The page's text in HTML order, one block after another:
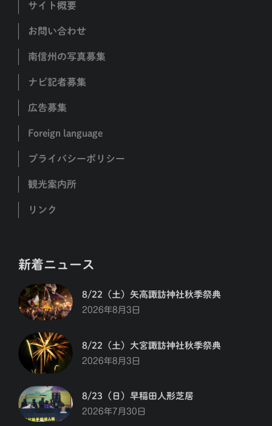
サイト概要
お問い合わせ
南信州の写真募集
ナビ記者募集
広告募集
Foreign language
プライバシーポリシー
観光案内所
リンク
新着ニュース
8/22（土）矢高諏訪神社秋季祭典
2026年8月3日
8/22（土）大宮諏訪神社秋季祭典
2026年8月3日
8/23（日）早稲田人形芝居
2026年7月30日